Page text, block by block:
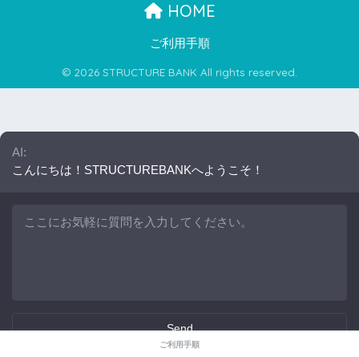
HOME
ご利用手順
© 2026 STRUCTURE BANK All rights reserved.
ご利用手順
AI:
こんにちは！STRUCTUREBANKへようこそ！
Send